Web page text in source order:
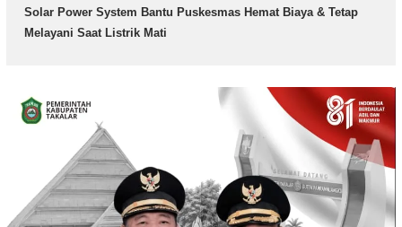
Solar Power System Bantu Puskesmas Hemat Biaya & Tetap
Melayani Saat Listrik Mati